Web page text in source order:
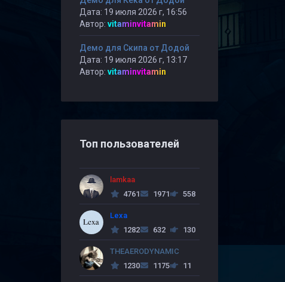
Дата: 19 июля 2026 г, 16:56
Автор: vitaminvitamin
Демо для Скипа от Додой
Дата: 19 июля 2026 г, 13:17
Автор: vitaminvitamin
Топ пользователей
lamkaa
4761
1971 558
Lexa
1282
632 130
THEAERODYNAMIC
1230
1175 11